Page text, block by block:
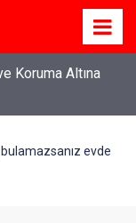
Koruma Altına
evde